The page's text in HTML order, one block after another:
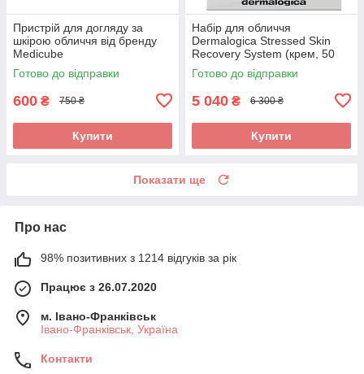
Пристрій для догляду за
шкірою обличчя від бренду
Medicube
Готово до відправки
600 ₴ 750 ₴
Купити
Набір для обличчя
Dermalogica Stressed Skin
Recovery System (крем, 50
мл + маска, 75 мл)
Готово до відправки
5 040 ₴ 6 300 ₴
Купити
Показати ще
Про нас
98% позитивних з 1214 відгуків за рік
Працює з 26.07.2020
м. Івано-Франківськ
Івано-Франківськ, Україна
Контакти